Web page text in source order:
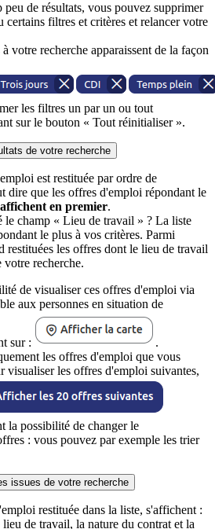
peu de résultats, vous pouvez supprimer
certains filtres et critères et relancer votre
votre recherche apparaissent de la façon
les filtres un par un ou tout
sur le bouton « Tout réinitialiser ».
de votre recherche
est restituée par ordre de
dire que les offres d'emploi répondant le
en premier.
le champ « Lieu de travail » ? La liste
le plus à vos critères. Parmi
restituées les offres dont le lieu de travail
votre recherche.
de visualiser ces offres d'emploi via
aux personnes en situation de
sur :
.
les offres d'emploi que vous
visualiser les offres d'emploi suivantes,
la possibilité de changer le
: vous pouvez par exemple les trier
issues de votre recherche
restituée dans la liste, s'affichent :
de travail, la nature du contrat et la